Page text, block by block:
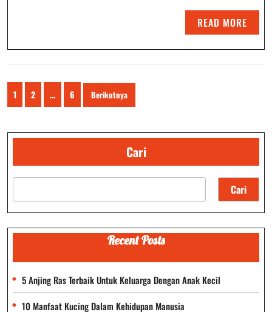
Wajib
Anda
READ MORE
MORE
Paginasi
pos
1 2 … 6 Berikutnya
Cari
Cari
Recent Posts
5 Anjing Ras Terbaik Untuk Keluarga Dengan Anak Kecil
10 Manfaat Kucing Dalam Kehidupan Manusia